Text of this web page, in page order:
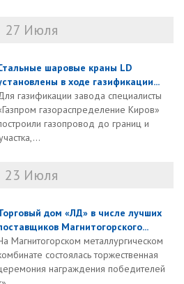
27 Июля
шаровые краны LD
в ходе газификации...
газификации завода специалисты
газораспределение Киров»
газопровод до границ и
23 Июля
дом «ЛД» в числе лучших
Магнитогорского...
Магнитогорском металлургическом
состоялась торжественная
награждения победителей